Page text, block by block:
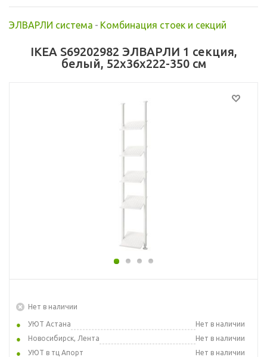
ЭЛВАРЛИ система - Комбинация стоек и секций
IKEA S69202982 ЭЛВАРЛИ 1 секция,
белый, 52x36x222-350 см
Нет в наличии
УЮТ Астана
Нет в наличии
Новосибирск, Лента
Нет в наличии
УЮТ в тц Апорт
Нет в наличии